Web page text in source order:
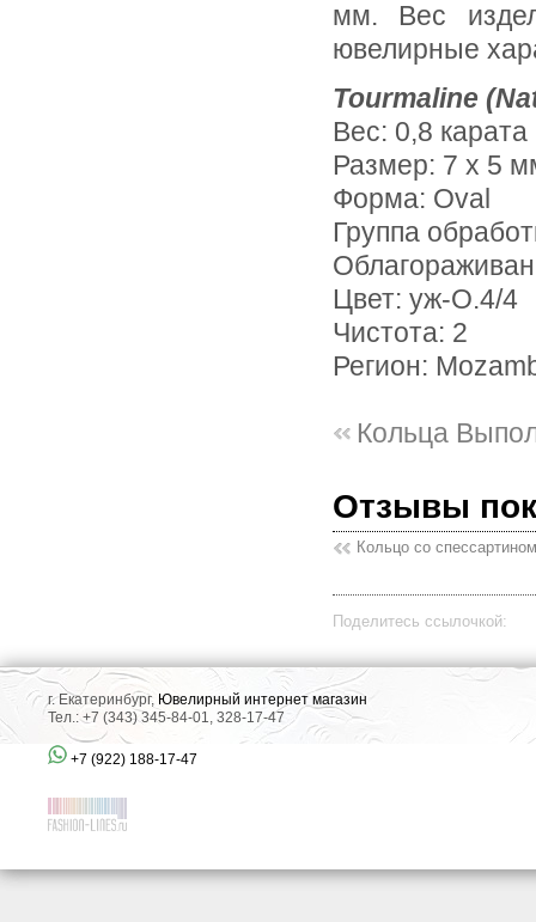
мм. Вес
ювелирные
Tourmaline
Вес: 0,8 карата
Размер: 7 х 5
Форма: Oval
Группа
Цвет: уж-О.4/4
Чистота: 2
Регион:
Кольца
Отзывы
Кольцо со
Поделитесь ссылочкой:
г. Екатеринбург, Ювелирный интернет магазин
Тел.: +7 (343) 345-84-01, 328-17-47
+7 (922) 188-17-47